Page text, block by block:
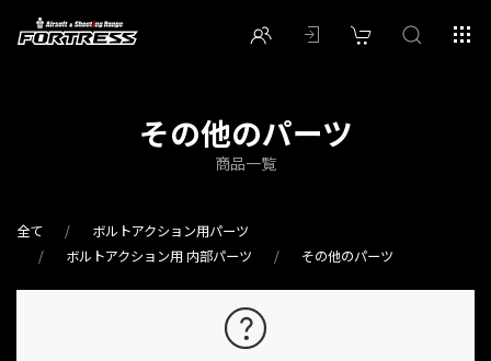
その他のパーツ
商品一覧
全て
ボルトアクション用パーツ
ボルトアクション用 内部パーツ
その他のパーツ